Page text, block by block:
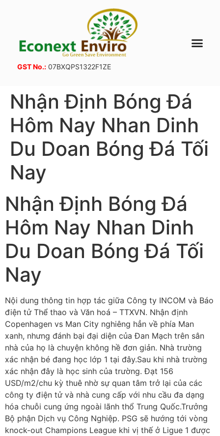
GST No.: 07BXQPS1322F1ZE
Nhận Định Bóng Đá
Hôm Nay Nhan Dinh
Du Doan Bóng Đá Tối
Nay
Nhận Định Bóng Đá
Hôm Nay Nhan Dinh
Du Doan Bóng Đá Tối
Nay
Nội dung thông tin hợp tác giữa Công ty INCOM và Báo
điện tử Thể thao và Văn hoá – TTXVN. Nhận định
Copenhagen vs Man City nghiêng hẳn về phía Man
xanh, nhưng đánh bại đại diện của Đan Mạch trên sân
nhà của họ là chuyện không hề đơn giản. Nhà trường
xác nhận bé đang học lớp 1 tại đây.Sau khi nhà trường
xác nhận đây là học sinh của trường. Đạt 156
USD/m2/chu kỳ thuê nhờ sự quan tâm trở lại của các
công ty điện tử và nhà cung cấp với nhu cầu đa dạng
hóa chuỗi cung ứng ngoài lãnh thổ Trung Quốc.Trưởng
Bộ phận Dịch vụ Công Nghiệp. PSG sẽ hướng tới vòng
knock-out Champions League khi vị thế ở Ligue 1 được